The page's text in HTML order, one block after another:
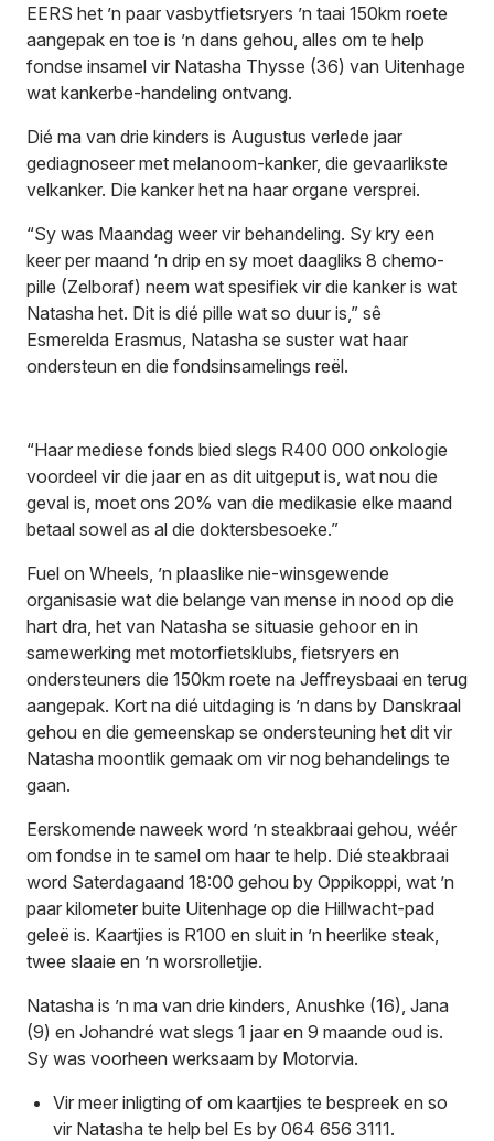
EERS het ’n paar vasbytfietsryers ’n taai 150km roete
aangepak en toe is ’n dans gehou, alles om te help
fondse insamel vir Natasha Thysse (36) van Uitenhage
wat kankerbe-handeling ontvang.
Dié ma van drie kinders is Augustus verlede jaar
gediagnoseer met melanoom-kanker, die gevaarlikste
velkanker. Die kanker het na haar organe versprei.
“Sy was Maandag weer vir behandeling. Sy kry een
keer per maand ‘n drip en sy moet daagliks 8 chemo-
pille (Zelboraf) neem wat spesifiek vir die kanker is wat
Natasha het. Dit is dié pille wat so duur is,” sê
Esmerelda Erasmus, Natasha se suster wat haar
ondersteun en die fondsinsamelings reël.
“Haar mediese fonds bied slegs R400 000 onkologie
voordeel vir die jaar en as dit uitgeput is, wat nou die
geval is, moet ons 20% van die medikasie elke maand
betaal sowel as al die doktersbesoeke.”
Fuel on Wheels, ’n plaaslike nie-winsgewende
organisasie wat die belange van mense in nood op die
hart dra, het van Natasha se situasie gehoor en in
samewerking met motorfietsklubs, fietsryers en
ondersteuners die 150km roete na Jeffreysbaai en terug
aangepak. Kort na dié uitdaging is ’n dans by Danskraal
gehou en die gemeenskap se ondersteuning het dit vir
Natasha moontlik gemaak om vir nog behandelings te
gaan.
Eerskomende naweek word ’n steakbraai gehou, wéér
om fondse in te samel om haar te help. Dié steakbraai
word Saterdagaand 18:00 gehou by Oppikoppi, wat ’n
paar kilometer buite Uitenhage op die Hillwacht-pad
geleë is. Kaartjies is R100 en sluit in ’n heerlike steak,
twee slaaie en ’n worsrolletjie.
Natasha is ’n ma van drie kinders, Anushke (16), Jana
(9) en Johandré wat slegs 1 jaar en 9 maande oud is.
Sy was voorheen werksaam by Motorvia.
Vir meer inligting of om kaartjies te bespreek en so
vir Natasha te help bel Es by 064 656 3111.